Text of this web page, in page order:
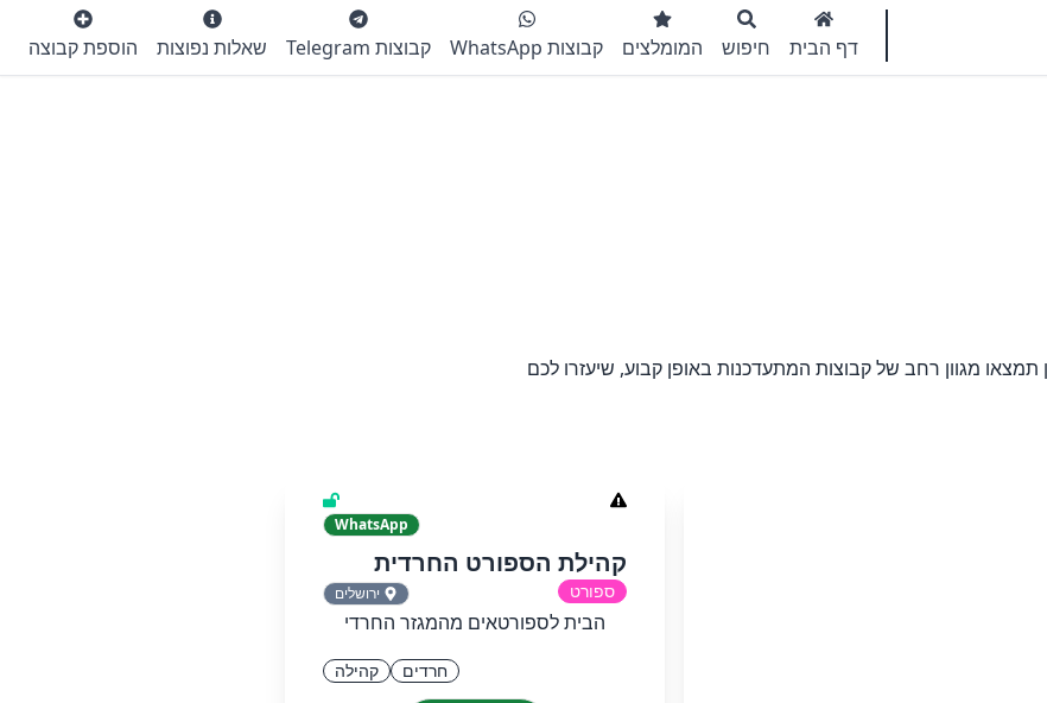
דף הבית חיפוש המומלצים קבוצות WhatsApp קבוצות Telegram שאלות נפוצות הוספת קבוצה
מגוון רחב של קבוצות המתעדכנות באופן קבוע, שיעזרו לכם
WhatsApp
קהילת הספורט החרדית
ספורט ירושלים
הבית לספורטאים מהמגזר החרדי
חרדים קהילה